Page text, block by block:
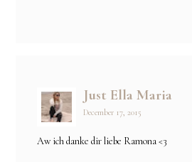
Just Ella Maria
December 17, 2015
Aw ich danke dir liebe Ramona <3